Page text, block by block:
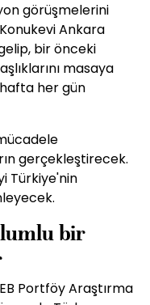
görüşmelerini
Ankara
bir önceki
nı masaya
her gün
gerçekleştirecek.
Türkiye'nin
bir
Portföy Araştırma